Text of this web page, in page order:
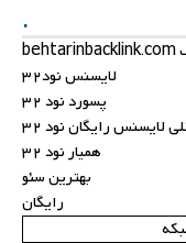
لایسنس نود32
پسورد نود 32
لایسنس رایگان نود 32
همیار نود 32
بهترین سئو
رایگان